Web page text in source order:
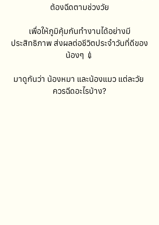
ต้องฉีดตามช่วงวัย
เพื่อให้ภูมิคุ้มกันทำงานได้อย่างมี
ประสิทธิภาพ ส่งผลต่อชีวิตประจำวันที่ดีของ
น้องๆ 💉
มาดูกันว่า น้องหมา และน้องแมว แต่ละวัย
ควรฉีดอะไรบ้าง?